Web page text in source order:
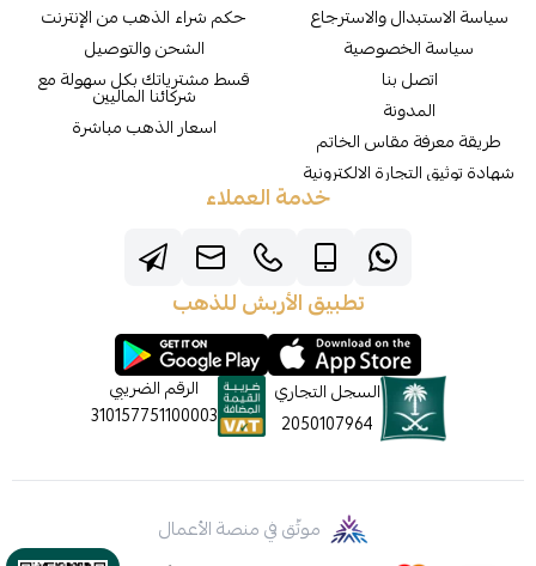
سياسة الاستبدال والاسترجاع
سياسة الخصوصية
اتصل بنا
المدونة
طريقة معرفة مقاس الخاتم
شهادة توثيق التجارة الالكترونية
حكم شراء الذهب من الإنترنت
الشحن والتوصيل
قسط مشترياتك بكل سهولة مع
شركائنا الماليين
اسعار الذهب مباشرة
خدمة العملاء
تطبيق الأربش للذهب
السجل التجاري
2050107964
الرقم الضريبي
310157751100003
موثّق في منصة الأعمال